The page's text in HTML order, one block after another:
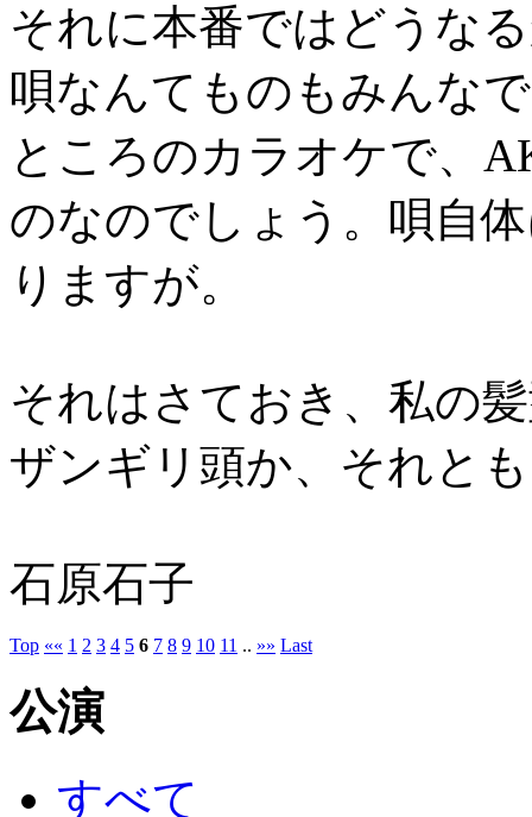
それに本番ではどうな
唄なんてものもみんな
ところのカラオケで、
のなのでしょう。唄自
りますが。
それはさておき、私の
ザンギリ頭か、それと
石原石子
Top «« 1 2 3 4 5 6 7 8 9 10 11 .. »» Last
公演
すべて